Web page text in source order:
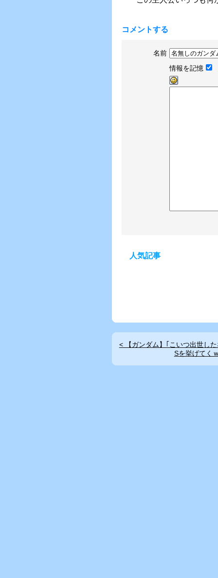
コメントする
名前
情報を記憶
人気記事
< 【ガンダム】｢こいつ出世し
Sを挙げてく